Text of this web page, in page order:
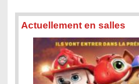
Actuellement en salles